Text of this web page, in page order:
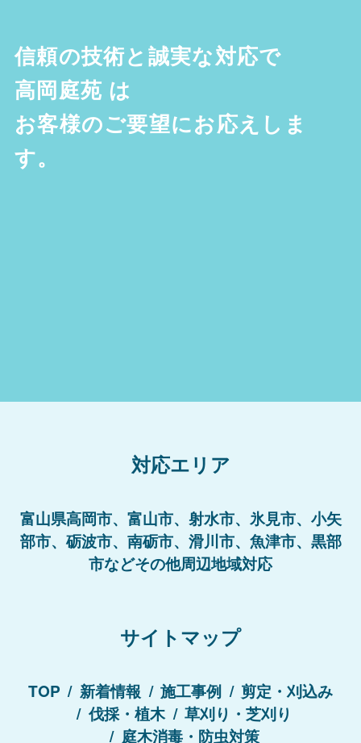
信頼の技術と誠実な対応で
高岡庭苑 は
お客様のご要望にお応えしま
す。
対応エリア
富山県高岡市、富山市、射水市、氷見市、小矢
部市、砺波市、南砺市、滑川市、魚津市、黒部
市などその他周辺地域対応
サイトマップ
TOP 新着情報 施工事例
剪定・刈込み
伐採・植木
草刈り・芝刈り
庭木消毒・防虫対策